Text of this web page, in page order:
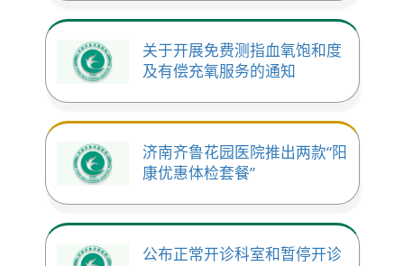
关于开展免费测指血氧饱和度
及有偿充氧服务的通知
济南齐鲁花园医院推出两款“阳
康优惠体检套餐”
公布正常开诊科室和暂停开诊